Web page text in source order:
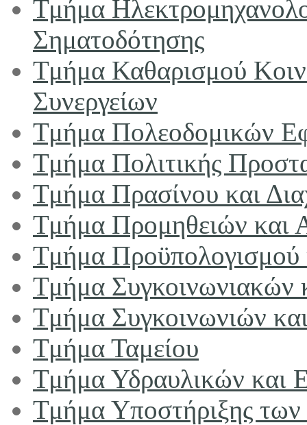
Τμήμα
Σηματοδότησης
Τμήμα Καθαρισμού
Συνεργείων
Τμήμα Πολεοδομικών
Τμήμα Πολιτικής
Τμήμα Πρασίνου και
Τμήμα Προμηθειών και
Τμήμα Προϋπολογισμού
Τμήμα Συγκοινωνιακών
Τμήμα Συγκοινωνιών
Τμήμα Ταμείου
Τμήμα Υδραυλικών και
Τμήμα Υποστήριξης